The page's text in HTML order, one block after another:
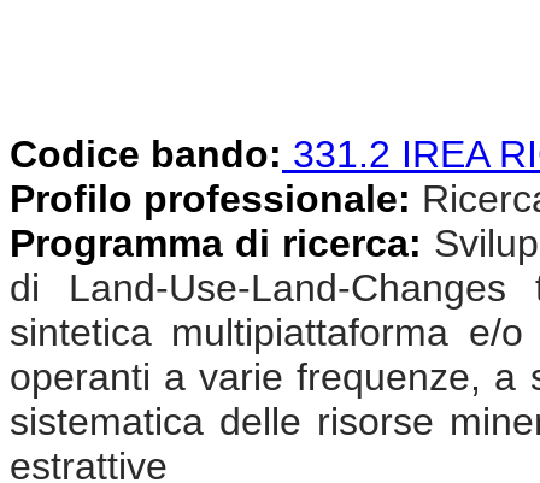
Codice bando: 331.2 IREA
Profilo professionale:
Programma di ricerca:
di Land-Use-Land-
sintetica multipiattaforma e/
operanti a varie frequenze, a
sistematica delle risorse
estrattive